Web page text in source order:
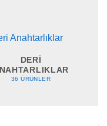
DERI
36 ÜRÜNLER